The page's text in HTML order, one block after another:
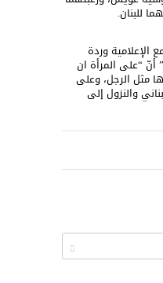
للبنان.
الإعلامية وردة
أنّ “على المرأة ان
مثل الرجل، وعلى
والنزول إلى